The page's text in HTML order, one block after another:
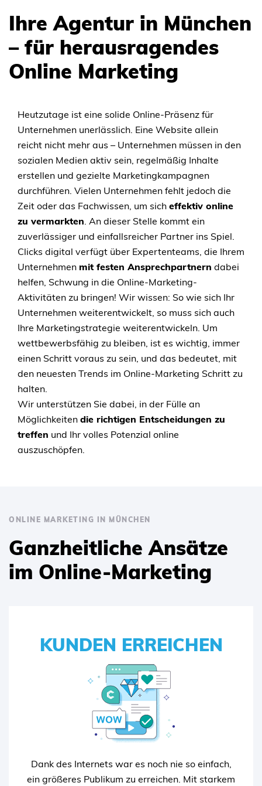
Ihre Agentur in München
– für herausragendes
Online Marketing
Heutzutage ist eine solide Online-Präsenz für
Unternehmen unerlässlich. Eine Website allein
reicht nicht mehr aus – Unternehmen müssen in den
sozialen Medien aktiv sein, regelmäßig Inhalte
erstellen und gezielte Marketingkampagnen
durchführen. Vielen Unternehmen fehlt jedoch die
Zeit oder das Fachwissen, um sich effektiv online
zu vermarkten. An dieser Stelle kommt ein
zuverlässiger und einfallsreicher Partner ins Spiel.
Clicks digital verfügt über Expertenteams, die Ihrem
Unternehmen mit festen Ansprechpartnern dabei
helfen, Schwung in die Online-Marketing-
Aktivitäten zu bringen! Wir wissen: So wie sich Ihr
Unternehmen weiterentwickelt, so muss sich auch
Ihre Marketingstrategie weiterentwickeln. Um
wettbewerbsfähig zu bleiben, ist es wichtig, immer
einen Schritt voraus zu sein, und das bedeutet, mit
den neuesten Trends im Online-Marketing Schritt zu
halten.
Wir unterstützen Sie dabei, in der Fülle an
Möglichkeiten die richtigen Entscheidungen zu
treffen und Ihr volles Potenzial online
auszuschöpfen.
ONLINE MARKETING IN MÜNCHEN
Ganzheitliche Ansätze
im Online-Marketing
KUNDEN ERREICHEN
Dank des Internets war es noch nie so einfach,
ein größeres Publikum zu erreichen. Mit starkem
KUNDEN ERREICHEN
Die Themen, die Ihre Kunden interessieren, zu
entdecken und aufzugreifen, ist für den Erfolg
eines jeden Unternehmens unerlässlich. Sobald
Sie wissen, welche Themen für Ihre Zielgruppe
wichtig sind, können Sie Inhalte erstellen, die
diese Themen aufgreifen.